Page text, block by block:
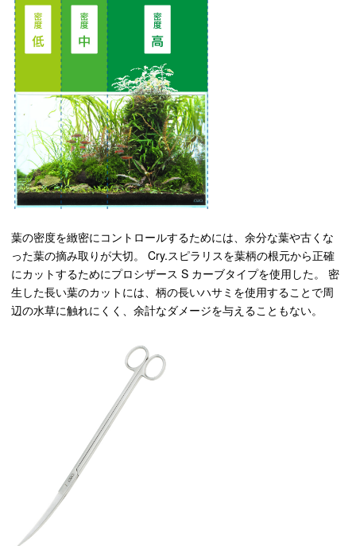
葉の密度を緻密にコントロールするためには、余分な葉や古くな
った葉の摘み取りが大切。 Cry.スピラリスを葉柄の根元から正確
にカットするためにプロシザース S カーブタイプを使用した。 密
生した長い葉のカットには、柄の長いハサミを使用することで周
辺の水草に触れにくく、余計なダメージを与えることもない。